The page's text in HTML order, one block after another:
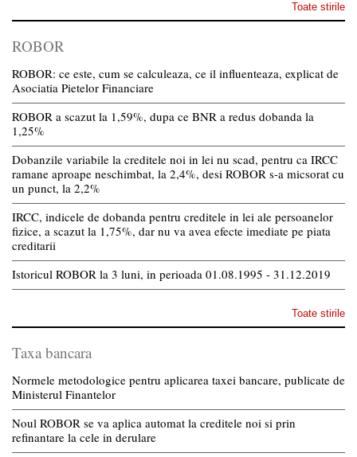
Toate stirile
ROBOR
ROBOR: ce este, cum se calculeaza, ce il influenteaza, explicat de
Asociatia Pietelor Financiare
ROBOR a scazut la 1,59%, dupa ce BNR a redus dobanda la
1,25%
Dobanzile variabile la creditele noi in lei nu scad, pentru ca IRCC
ramane aproape neschimbat, la 2,4%, desi ROBOR s-a micsorat cu
un punct, la 2,2%
IRCC, indicele de dobanda pentru creditele in lei ale persoanelor
fizice, a scazut la 1,75%, dar nu va avea efecte imediate pe piata
creditarii
Istoricul ROBOR la 3 luni, in perioada 01.08.1995 - 31.12.2019
Toate stirile
Taxa bancara
Normele metodologice pentru aplicarea taxei bancare, publicate de
Ministerul Finantelor
Noul ROBOR se va aplica automat la creditele noi si prin
refinantare la cele in derulare